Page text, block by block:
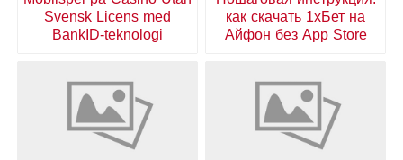
как скачать 1хБет на
Айфон без App Store
Svensk Licens med
BankID-teknologi